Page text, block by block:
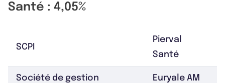
Santé : 4,05%
SCPI
Pierval
Santé
Société de gestion Euryale AM